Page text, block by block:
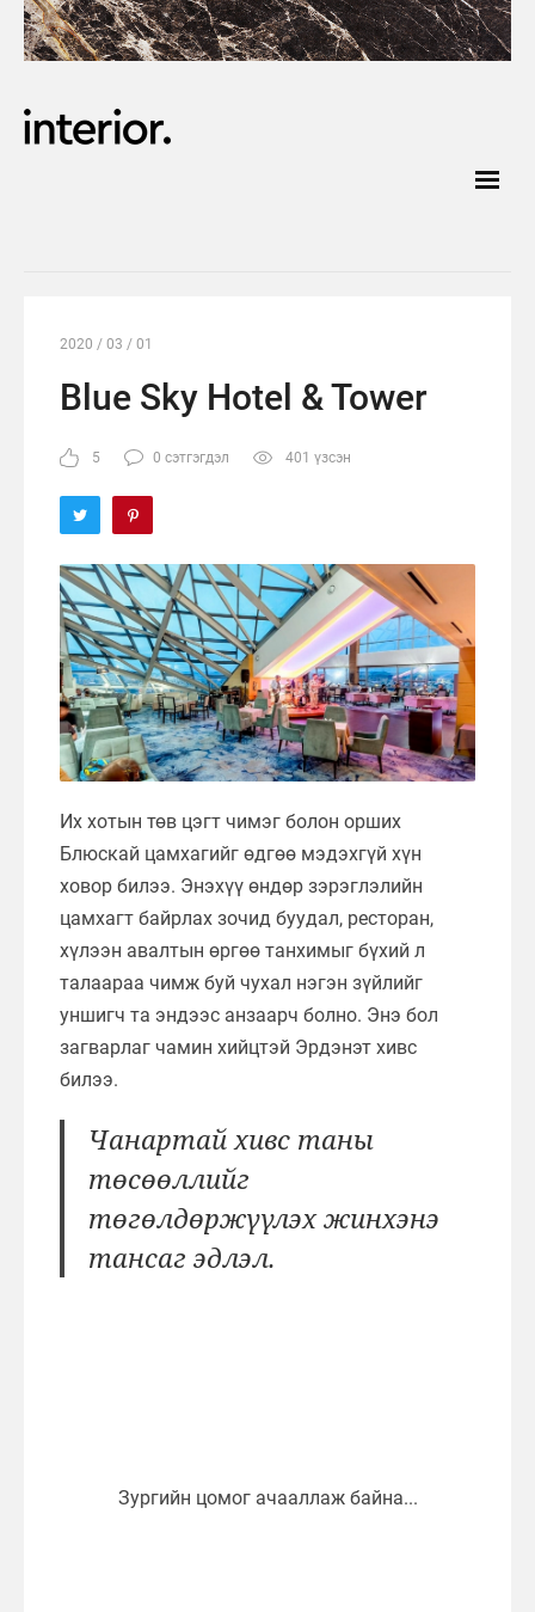
2020 / 03 / 01
Blue Sky Hotel & Tower
5 0 сэтгэгдэл 401 үзсэн
Их хотын төв цэгт чимэг болон орших
Блюскай цамхагийг өдгөө мэдэхгүй хүн
ховор билээ. Энэхүү өндөр зэрэглэлийн
цамхагт байрлах зочид буудал, ресторан,
хүлээн авалтын өргөө танхимыг бүхий л
талаараа чимж буй чухал нэгэн зүйлийг
уншигч та эндээс анзаарч болно. Энэ бол
загварлаг чамин хийцтэй Эрдэнэт хивс
билээ.
Чанартай хивс таны
төсөөллийг
төгөлдөржүүлэх жинхэнэ
тансаг эдлэл.